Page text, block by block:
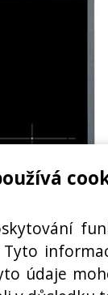
údaje
X 520 MM